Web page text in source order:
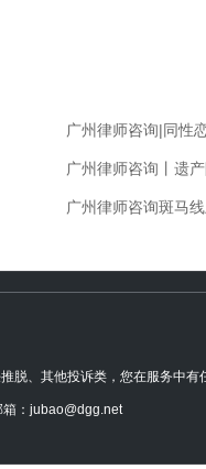
广州律师咨询|同性
广州律师咨询丨遗
广州律师咨询斑马
脱、其他投诉类，您在服务中有
：jubao@dgg.net